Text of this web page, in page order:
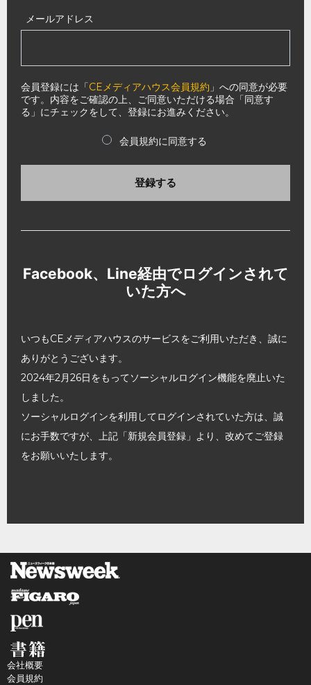
メールアドレス
会員登録には「CEメディアハウス会員規約 」への同意が必要
です。内容をご確認の上、ご同意いただける場合「同意す
る」にチェックをして、登録にお進みください。
会員規約に同意する
登録する
Facebook、Line経由でログインされて
いた方へ
いつもCEメディアハウスのサービスをご利用いただき、誠に
ありがとうございます。
2024年2月26日をもってソーシャルログイン機能を廃止いた
しました。
ソーシャルログインを利用してログインされていた方は、誠
にお手数ですが、上記「新規会員登録」より、改めてご登録
をお願いいたします。
会社概要
会員規約